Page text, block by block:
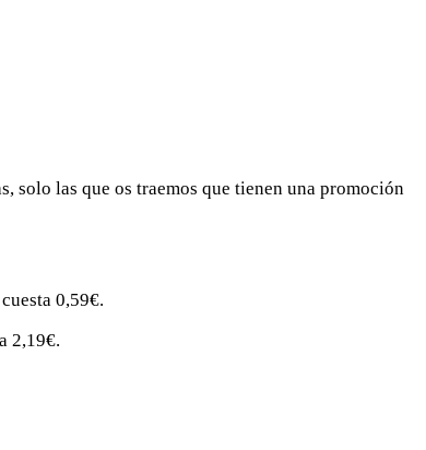
solo las que os traemos que tienen una promoción
0,59€.
2,19€.